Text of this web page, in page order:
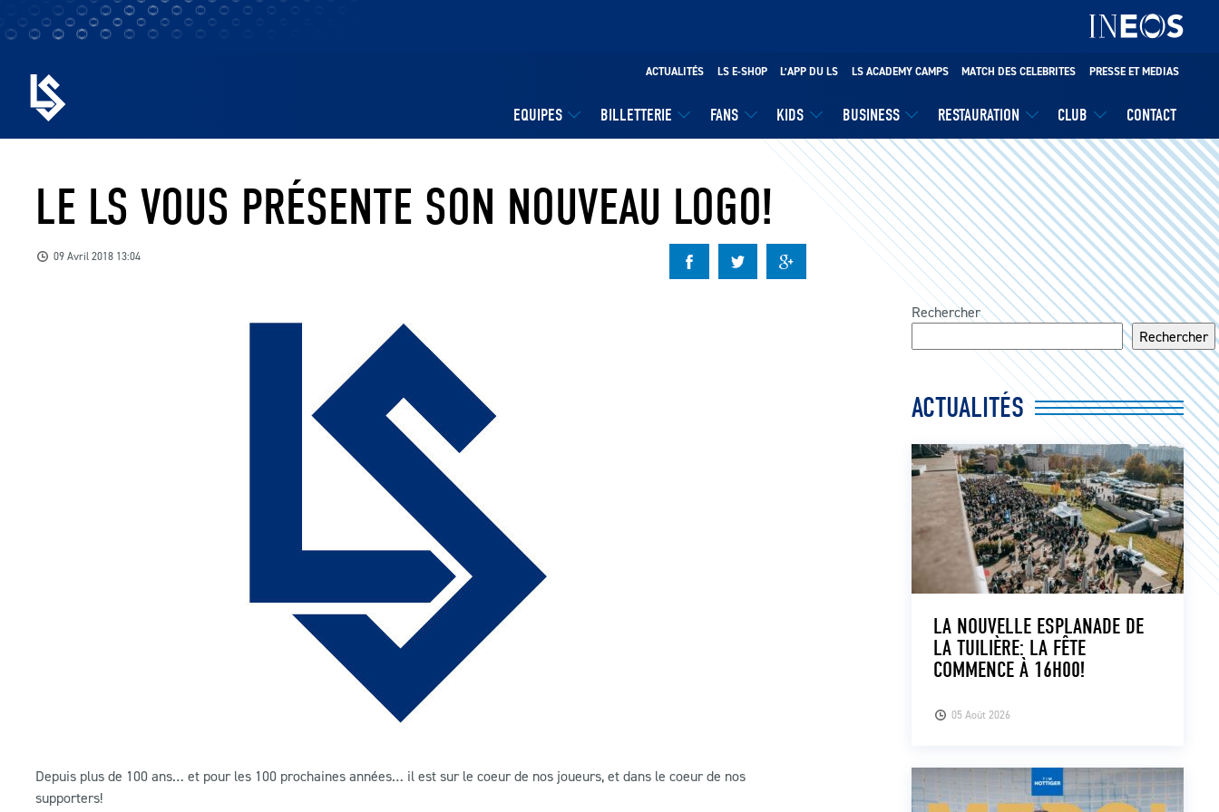
EQUIPES BILLETTERIE FANS KIDS BUSINESS RESTAURATION CLUB CONTACT
ACTUALITÉS LS E-SHOP L’APP DU LS LS ACADEMY CAMPS MATCH DES CELEBRITES PRESSE ET MEDIAS
LE LS VOUS PRÉSENTE SON NOUVEAU LOGO!
09 Avril 2018 13:04
Depuis plus de 100 ans… et pour les 100 prochaines années… il est sur le coeur de nos joueurs, et dans le coeur de nos
supporters!
Rechercher
Rechercher
ACTUALITÉS
05 Août 2026
LA NOUVELLE ESPLANADE DE
LA TUILIÈRE: LA FÊTE
COMMENCE À 16H00!